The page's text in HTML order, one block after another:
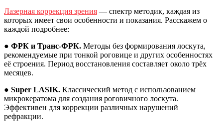
Лазерная коррекция зрения — спектр методик, каждая из
которых имеет свои особенности и показания. Расскажем о
каждой подробнее:
● ФРК и Транс-ФРК. Методы без формирования лоскута,
рекомендуемые при тонкой роговице и других особенностях
её строения. Период восстановления составляет около трёх
месяцев.
● Super LASIK. Классический метод с использованием
микрокератома для создания роговичного лоскута.
Эффективен для коррекции различных нарушений
рефракции.